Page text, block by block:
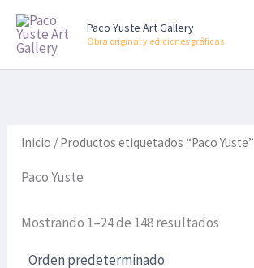
contenido
Paco Yuste Art Gallery
Obra original y ediciones gráficas
r
e
c
i
n
m
o
r
e
c
i
x
m
o
u
s
c
a
rInicio / Productos etiquetados “Paco Yuste”
Paco Yuste
Mostrando 1–24 de 148 resultados